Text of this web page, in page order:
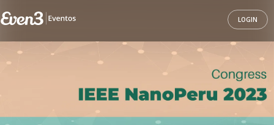
LOGIN